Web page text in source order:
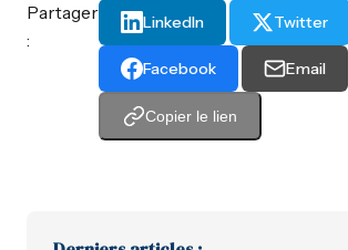
Partager
:
LinkedIn Twitter
Facebook Email
Copier le lien